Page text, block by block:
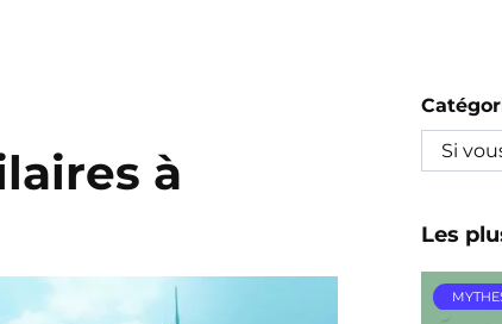
à
Les